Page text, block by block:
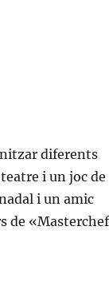
diferents
i un joc de
i un amic
de